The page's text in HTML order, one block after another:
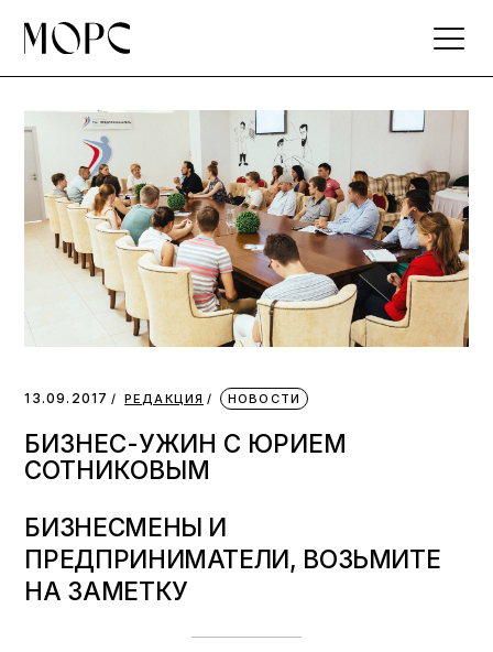
the
13.09.2017 РЕДАКЦИЯ НОВОСТИ
БИЗНЕС-УЖИН С ЮРИЕМ
СОТНИКОВЫМ
БИЗНЕСМЕНЫ И
ПРЕДПРИНИМАТЕЛИ, ВОЗЬМИТЕ
НА ЗАМЕТКУ